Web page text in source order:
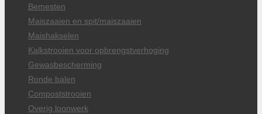
Bemesten
Maiszaaien en spit/maiszaaien
Maishakselen
Kalkstrooien voor opbrengstverhoging
Gewasbescherming
Ronde balen
Compoststrooien
Overig loonwerk